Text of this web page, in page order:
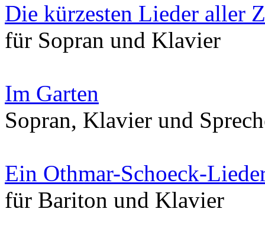
Die kürzesten Lieder aller
für Sopran und Klavier
Im Garten
Sopran, Klavier und
Ein Othmar-Schoeck-
für Bariton und Klavier